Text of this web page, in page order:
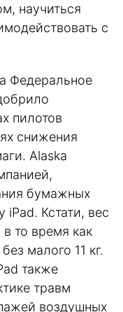
научиться
с
Федеральное
пилотов
снижения
Alaska
бумажных
iPad. Кстати, вес
в то время как
малого 11 кг.
также
травм
воздушных